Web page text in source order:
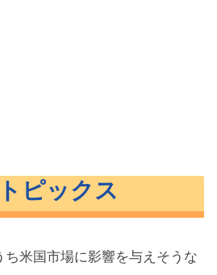
ピックス
米国市場に影響を与えそうな